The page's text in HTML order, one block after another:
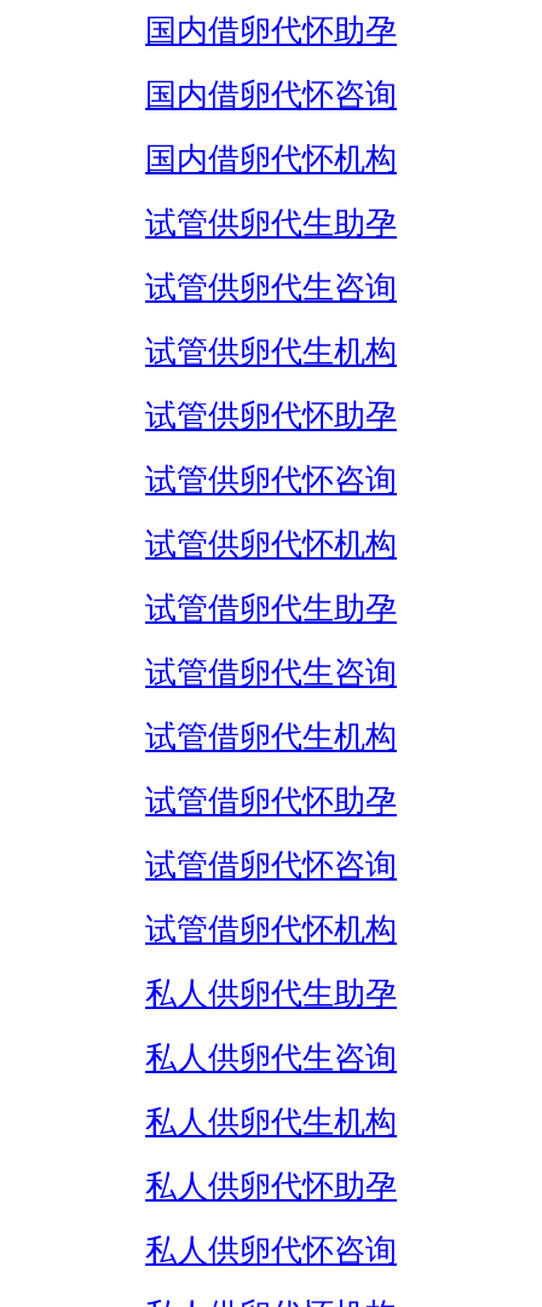
国内借卵代怀助孕
国内借卵代怀咨询
国内借卵代怀机构
试管供卵代生助孕
试管供卵代生咨询
试管供卵代生机构
试管供卵代怀助孕
试管供卵代怀咨询
试管供卵代怀机构
试管借卵代生助孕
试管借卵代生咨询
试管借卵代生机构
试管借卵代怀助孕
试管借卵代怀咨询
试管借卵代怀机构
私人供卵代生助孕
私人供卵代生咨询
私人供卵代生机构
私人供卵代怀助孕
私人供卵代怀咨询